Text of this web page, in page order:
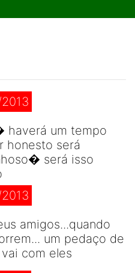
haverá um tempo
honesto será
será isso
amigos...quando
um pedaço de
com eles